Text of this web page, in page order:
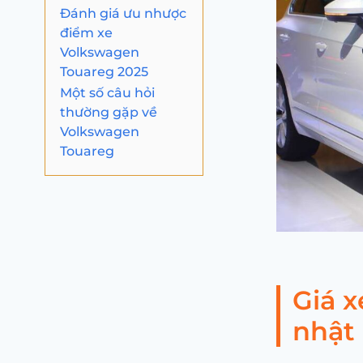
Đánh giá ưu nhược
điểm xe
Volkswagen
Touareg 2025
Một số câu hỏi
thường gặp về
Volkswagen
Touareg
Giá
nhật